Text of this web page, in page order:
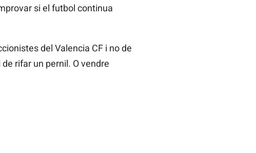
si el futbol continua
del Valencia CF i no de
rifar un pernil. O vendre